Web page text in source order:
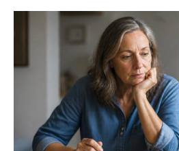
Spritzstellen
durcheinanderbringen